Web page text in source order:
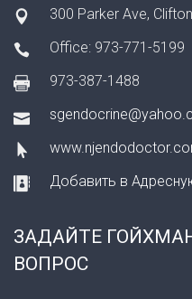
300 Parker Ave,
Office: 973-771-5199
973-387-1488
Добавить в
ЗАДАЙТЕ
ВОПРОС